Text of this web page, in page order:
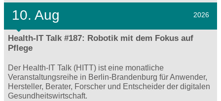
10. Aug 2026
Health-IT Talk #187: Robotik mit dem Fokus auf
Pflege
Der Health-IT Talk (HITT) ist eine monatliche
Veranstaltungsreihe in Berlin-Brandenburg für Anwender,
Hersteller, Berater, Forscher und Entscheider der digitalen
Gesundheitswirtschaft.